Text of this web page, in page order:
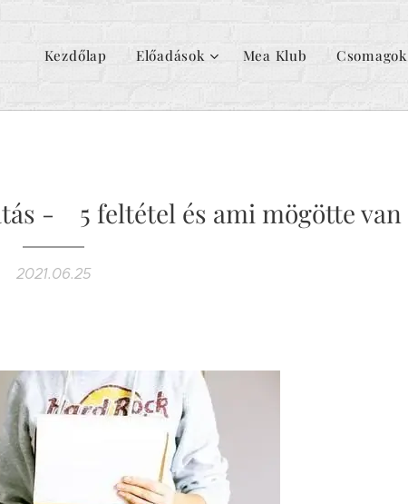
Kezdőlap Előadások Mea Klub Csomagok
- 5 feltétel és ami mögötte van
2021.06.25